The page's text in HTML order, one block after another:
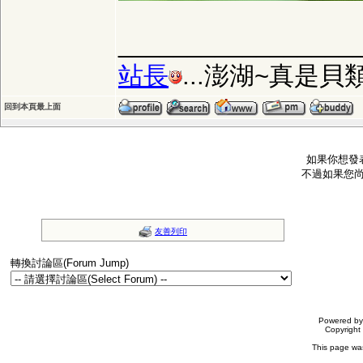
站長 ...澎湖~真是貝
回到本頁最上面
如果你想發
不過如果您
友善列印
轉換討論區(Forum Jump)
Powered
This page